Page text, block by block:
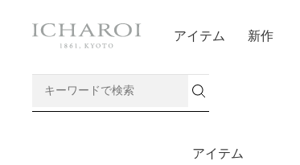
アイテム
アイテム 新作